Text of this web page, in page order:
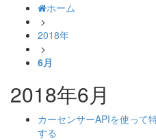
ホーム
>
2018年
>
6月
2018年6月
カーセンサーAPIを使って
する